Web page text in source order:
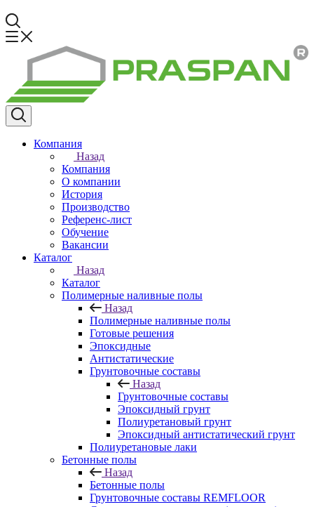
Компания
Назад
Компания
О компании
История
Производство
Референс-лист
Обучение
Вакансии
Каталог
Назад
Каталог
Полимерные наливные полы
Назад
Полимерные наливные полы
Готовые решения
Эпоксидные
Антистатические
Грунтовочные составы
Назад
Грунтовочные составы
Эпоксидный грунт
Полиуретановый грунт
Эпоксидный антистатический грунт
Полиуретановые лаки
Бетонные полы
Назад
Бетонные полы
Грунтовочные составы REMFLOOR